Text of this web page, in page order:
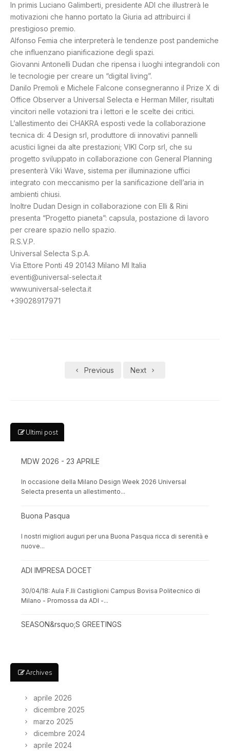
In primis Luciano Galimberti, presidente ADI che illustrerà le
motivazioni che hanno portato la Giuria ad attribuirci il
prestigioso premio.
Alfonso Femia che interpreterà le tendenze post pandemiche
che influenzano pianificazione degli spazi.
Giovanni Antonelli Dudan che ripensa i luoghi integrandoli con
le tecnologie per creare un “digital living”.
Danilo Premoli e Michele Falcone consegneranno il Prize X di
Office Observer a Universal Selecta e Herman Miller, risultati
vincitori nelle votazioni tra i lettori e le scelte dei critici.
L’allestimento dei CHAKRA esposti vede la collaborazione
tecnica di: 4 Design srl, produttore di innovativi pannelli
acustici lignei da alte prestazioni; VIKI Corp srl, che su
progetto sviluppato in collaborazione con General Planning
presenterà Viki Wave, sistema per illuminazione uffici
integrato con meccanismo per la sanificazione dell’aria in
ambienti chiusi.
Inoltre Dudan Design in collaborazione con Elli & Rini
presenta “Progetto pianeta”: capsula, postazione di lavoro
per creare spazio nello spazio.
R.S.V.P.
Universal Selecta S.p.A.
Via Ettore Ponti 49 20143 Milano MI Italia
eventi@universal-selecta.it
www.universal-selecta.it
+39028917971
Previous Next
Ultimi post
MDW 2026 - 23 APRILE
In occasione della Milano Design Week 2026 Universal
Selecta presenta un allestimento...
Buona Pasqua
I nostri migliori auguri per una Buona Pasqua ricca di serenità e
nuove...
ADI IMPRESA DOCET
30/04/18: Aula F.lli Castiglioni Campus Bovisa Politecnico di
Milano - Promossa da ADI -...
SEASON&rsquo;S GREETINGS
Archives
aprile 2026
dicembre 2025
marzo 2025
dicembre 2024
aprile 2024